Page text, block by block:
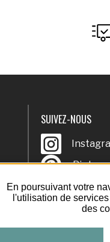
SUIVEZ-NOUS
En poursuivant votre
l'utilisation de
des